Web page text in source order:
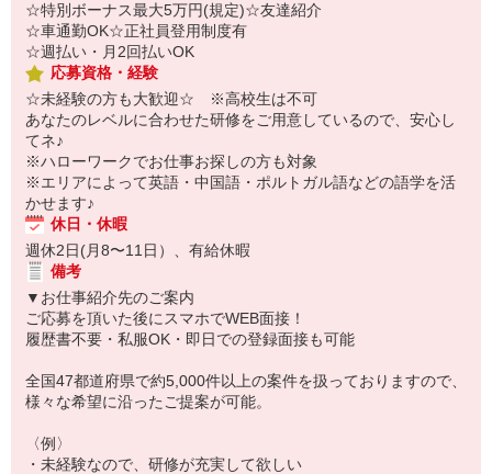
☆特別ボーナス最大5万円(規定)☆友達紹介
☆車通勤OK☆正社員登用制度有
☆週払い・月2回払いOK
応募資格・経験
☆未経験の方も大歓迎☆ ※高校生は不可
あなたのレベルに合わせた研修をご用意しているので、安心し
てネ♪
※ハローワークでお仕事お探しの方も対象
※エリアによって英語・中国語・ポルトガル語などの語学を活
かせます♪
休日・休暇
週休2日(月8〜11日）、有給休暇
備考
▼お仕事紹介先のご案内
ご応募を頂いた後にスマホでWEB面接！
履歴書不要・私服OK・即日での登録面接も可能
全国47都道府県で約5,000件以上の案件を扱っておりますので、
様々な希望に沿ったご提案が可能。
〈例〉
・未経験なので、研修が充実して欲しい